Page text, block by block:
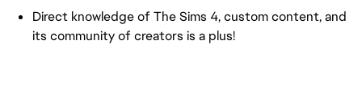
Direct knowledge of The Sims 4, custom content, and
its community of creators is a plus!